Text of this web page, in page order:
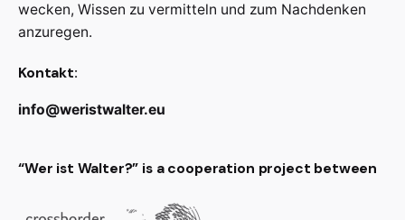
wecken, Wissen zu vermitteln und zum Nachdenken
anzuregen.
Kontakt:
info@weristwalter.eu
“Wer ist Walter?” is a cooperation project between